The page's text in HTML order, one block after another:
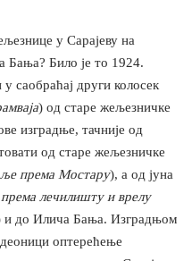
у Сарајеву на
Бања? Било је то 1924.
саобраћај други колосек
) од старе жељезничке
изградње, тачније од
од старе жељезничке
према Мостару), а од јуна
лечилишту и врелу
и до Илича Бања. Изградњом
оптерећење